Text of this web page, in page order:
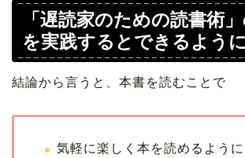
「遅読家のための読書術
を実践するとできるよう
結論から言うと、本書を読むことで
気軽に楽しく本を読めるように